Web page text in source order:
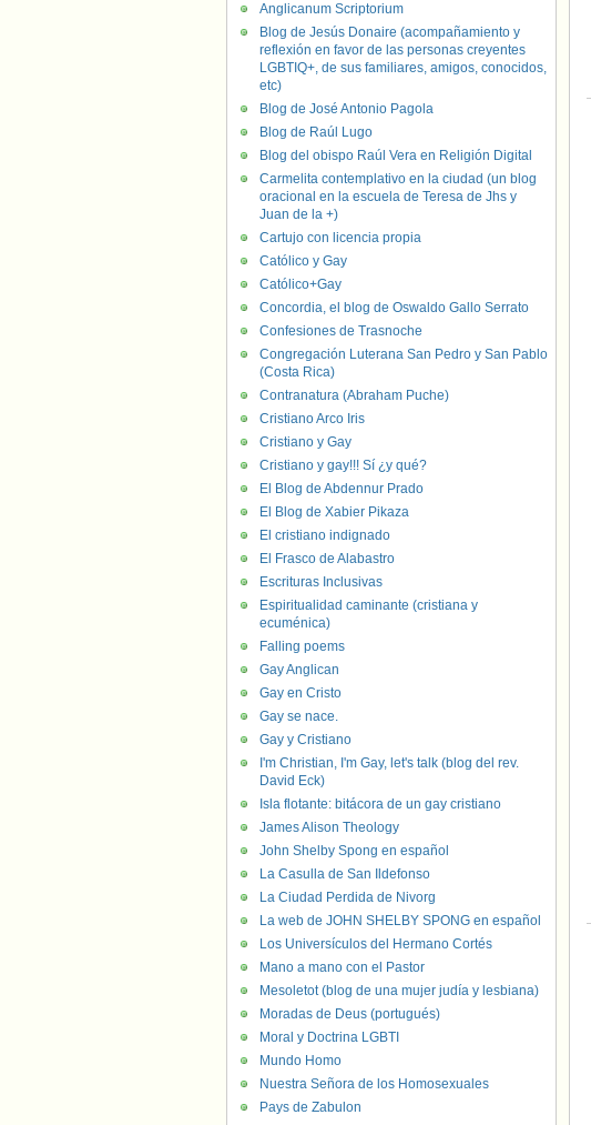
Anglicanum Scriptorium
Blog de Jesús Donaire (acompañamiento y
reflexión en favor de las personas creyentes
LGBTIQ+, de sus familiares, amigos, conocidos,
etc)
Blog de José Antonio Pagola
Blog de Raúl Lugo
Blog del obispo Raúl Vera en Religión Digital
Carmelita contemplativo en la ciudad (un blog
oracional en la escuela de Teresa de Jhs y
Juan de la +)
Cartujo con licencia propia
Católico y Gay
Católico+Gay
Concordia, el blog de Oswaldo Gallo Serrato
Confesiones de Trasnoche
Congregación Luterana San Pedro y San Pablo
(Costa Rica)
Contranatura (Abraham Puche)
Cristiano Arco Iris
Cristiano y Gay
Cristiano y gay!!! Sí ¿y qué?
El Blog de Abdennur Prado
El Blog de Xabier Pikaza
El cristiano indignado
El Frasco de Alabastro
Escrituras Inclusivas
Espiritualidad caminante (cristiana y
ecuménica)
Falling poems
Gay Anglican
Gay en Cristo
Gay se nace.
Gay y Cristiano
I'm Christian, I'm Gay, let's talk (blog del rev.
David Eck)
Isla flotante: bitácora de un gay cristiano
James Alison Theology
John Shelby Spong en español
La Casulla de San Ildefonso
La Ciudad Perdida de Nivorg
La web de JOHN SHELBY SPONG en español
Los Universículos del Hermano Cortés
Mano a mano con el Pastor
Mesoletot (blog de una mujer judía y lesbiana)
Moradas de Deus (portugués)
Moral y Doctrina LGBTI
Mundo Homo
Nuestra Señora de los Homosexuales
Pays de Zabulon